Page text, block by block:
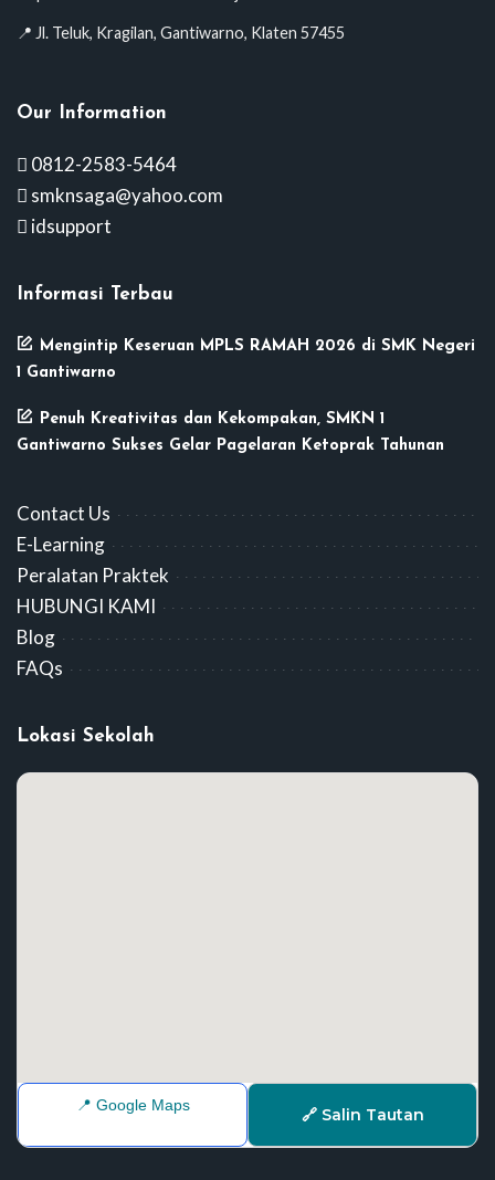
📍 Jl. Teluk, Kragilan, Gantiwarno, Klaten 57455
Our Information
0812-2583-5464
smknsaga@yahoo.com
idsupport
Informasi Terbau
Mengintip Keseruan MPLS RAMAH 2026 di SMK Negeri
1 Gantiwarno
Penuh Kreativitas dan Kekompakan, SMKN 1
Gantiwarno Sukses Gelar Pagelaran Ketoprak Tahunan
Contact Us
E-Learning
Peralatan Praktek
HUBUNGI KAMI
Blog
FAQs
Lokasi Sekolah
📍 Google Maps 🔗 Salin Tautan